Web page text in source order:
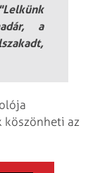
a
köszönheti az